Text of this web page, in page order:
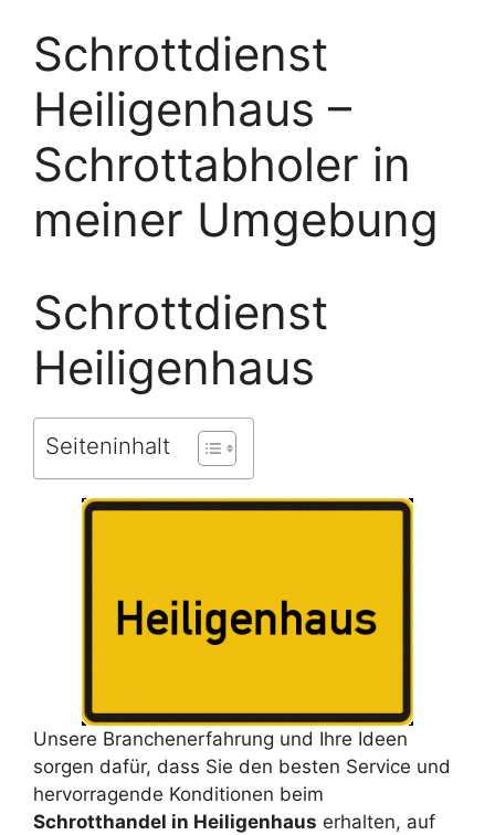
Schrottdienst
Heiligenhaus –
Schrottabholer in
meiner Umgebung
Schrottdienst
Heiligenhaus
Seiteninhalt
Unsere Branchenerfahrung und Ihre Ideen
sorgen dafür, dass Sie den besten Service und
hervorragende Konditionen beim
Schrotthandel in Heiligenhaus erhalten, auf